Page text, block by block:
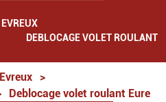
DEBLOCAGE VOLET ROULANT
>
Deblocage volet roulant Eure